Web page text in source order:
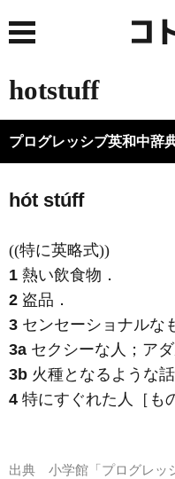
hotstuff
プログレッシブ英和中辞
hót stúff
((特に英略式))
1 熱い飲食物 ．
2 盗品 ．
3 センセーショナルな
3a セクシーな人；アダ
3b 火種となるような話
4 特にすぐれた人［も
出典 小学館「プログレッ